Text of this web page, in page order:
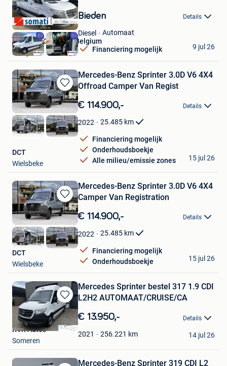
Bewaren
in
Mijn
Favorieten
Bieden Details
Diesel Automaat
Financiering mogelijk
TheTruckCompany Belgium
Hooglede
9 jul 26
Bewaren
in
Mijn
Favorieten
Mercedes-Benz Sprinter 3.0D V6 4X4
Offroad Camper Van Regist
€ 114.900,- Details
2022 25.485 km
Financiering mogelijk
Onderhoudsboekje
Alle milieu/emissie zones
DCT
Wielsbeke
15 jul 26
Bewaren
in
Mijn
Favorieten
Mercedes-Benz Sprinter 3.0D V6 4X4
Camper Van Registration
€ 114.900,- Details
2022 25.485 km
Financiering mogelijk
Onderhoudsboekje
DCT
Wielsbeke
15 jul 26
Bewaren
in
Mijn
Favorieten
Mercedes Sprinter bestel 317 1.9 CDI
L2H2 AUTOMAAT/CRUISE/CA
€ 13.950,- Details
2021 256.221 km
RVR Auto's
Someren
14 jul 26
Mercedes-Benz Sprinter 319 CDI L2